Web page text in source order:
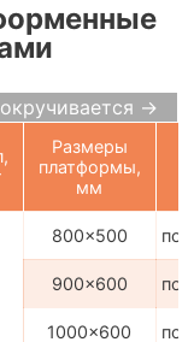
→
Размеры
платформы,
мм
800x500 по
900x600 по
1000x600 по